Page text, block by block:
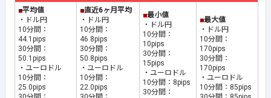
■平均値
・ドル円
10分間：
44.1pips
30分間：
50.1pips
・ユーロドル
10分間：
25.0pips
■直近6ヶ月平均
・ドル円
10分間：
46.8pips
30分間：
50.8pips
・ユーロドル
10分間：
22.0pips
■最小値
・ドル円
10分間：
10pips
30分間：
15pips
・ユーロドル
10分間：8pips
30分間：
■最大値
・ドル円
10分間：
170pips
30分間：
170pips
・ユーロドル
10分間：85pips